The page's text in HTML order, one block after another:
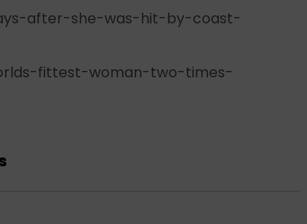
after-she-was-hit-by-coast-
fittest-woman-two-times-